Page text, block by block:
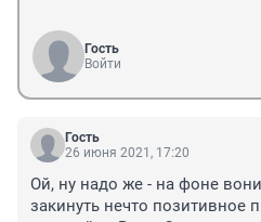
Гость
Войти
Гость
26 июня 2021, 17:20
Ой, ну надо же - на фоне
закинуть нечто позитивное